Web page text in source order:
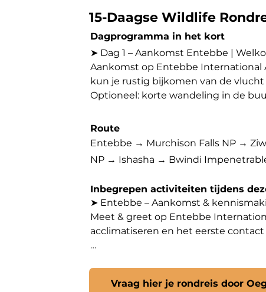
15-Daagse Wildlife
Dagprogramma in het kort
➤ Dag 1 – Aankomst Entebbe |
Aankomst op Entebbe International
kun je rustig bijkomen van de
Optioneel: korte wandeling in de
➤ Dag 2 – Entebbe → Murchison
Na het ontbijt vertrek je richting het
Daarna reis je verder naar
➤ Dag 3 – Murchison Falls | Game
Vroege safari door de savanne op
In de middag maak je een privé-
➤ Dag 4 – Murchison Falls | Nile Delta
Je vaart naar de rustige Nile Delta,
Later op de dag maak je nog een
Route
Entebbe → Murchison Falls NP →
NP → Ishasha → Bwindi
Inbegrepen activiteiten tijdens
➤ Entebbe – Aankomst &
Meet & greet op Entebbe
acclimatiseren en het eerste contact
Begeleide wandelsafari door het
dichtbij kunt zien. Een unieke kans
Vraag hier je rondreis door